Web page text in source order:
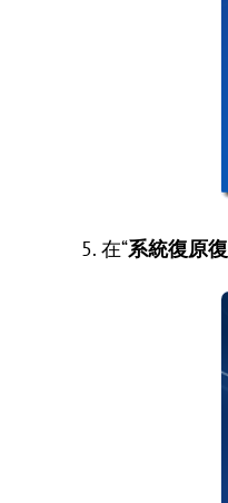
5. 在“系統復原